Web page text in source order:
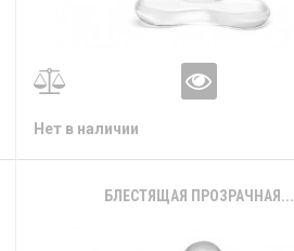
Нет в наличии
БЛЕСТЯЩАЯ ПРОЗРАЧНАЯ...